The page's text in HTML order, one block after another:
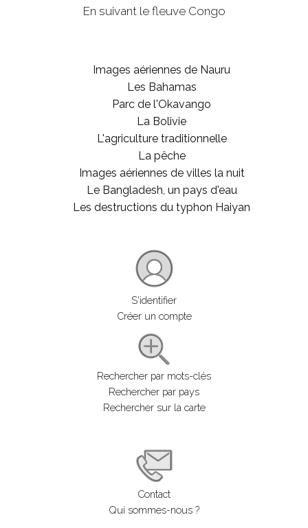
En suivant le fleuve Congo
Images aériennes de Nauru
Les Bahamas
Parc de l'Okavango
La Bolivie
L'agriculture traditionnelle
La pêche
Images aériennes de villes la nuit
Le Bangladesh, un pays d'eau
Les destructions du typhon Haiyan
S'identifier
Créer un compte
Rechercher par mots-clés
Rechercher par pays
Rechercher sur la carte
Contact
Qui sommes-nous ?